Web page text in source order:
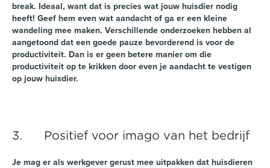
break. Ideaal, want dat is precies wat jouw huisdier nodig
heeft! Geef hem even wat aandacht of ga er een kleine
wandeling mee maken. Verschillende onderzoeken hebben al
aangetoond dat een goede pauze bevorderend is voor de
productiviteit. Dan is er geen betere manier om die
productiviteit op te krikken door even je aandacht te vestigen
op jouw huisdier.
3. Positief voor imago van het bedrijf
Je mag er als werkgever gerust mee uitpakken dat huisdieren